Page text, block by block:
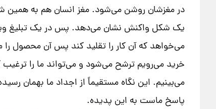
در مغزشان روشن می‌شود. مغز انسان هم به همین
یک شکل واکنش نشان می‌دهد. پس در یک تبلیغ
می‌خواهد که آن کار را تقلید کند پس آن محصول را
خرید می‌رویم ترشح می‌شود و می‌تواند ما را ترغیب
می‌بینیم. این نگاه مستقیماً از اجداد ما بهمان
پاسخ ماست به این پدیده.